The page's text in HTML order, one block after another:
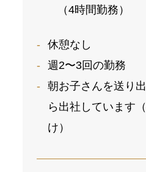
（4時間勤務）
休憩なし
週2〜3回の勤務
朝お子さんを送り
ら出社しています
け）